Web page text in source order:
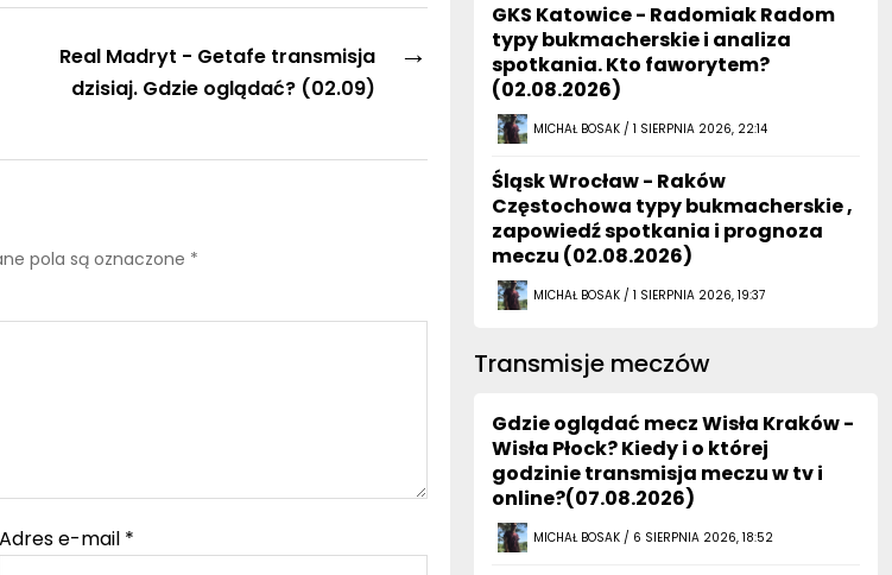
→
Real Madryt - Getafe transmisja
dzisiaj. Gdzie oglądać? (02.09)
pola są oznaczone *
Adres e-mail *
GKS Katowice - Radomiak Radom
typy bukmacherskie i analiza
spotkania. Kto faworytem?
(02.08.2026)
MICHAŁ BOSAK / 1 SIERPNIA 2026, 22:14
Śląsk Wrocław - Raków
Częstochowa typy bukmacherskie ,
zapowiedź spotkania i prognoza
meczu (02.08.2026)
MICHAŁ BOSAK / 1 SIERPNIA 2026, 19:37
Transmisje meczów
Gdzie oglądać mecz Wisła Kraków -
Wisła Płock? Kiedy i o której
godzinie transmisja meczu w tv i
online?(07.08.2026)
MICHAŁ BOSAK / 6 SIERPNIA 2026, 18:52